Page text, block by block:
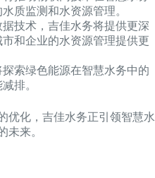
质监测和水资源管理。
据技术，吉佳水务将提供更深
和企业的水资源管理提供更
探索绿色能源在智慧水务中的
排。
优化，吉佳水务正引领智慧水
未来。